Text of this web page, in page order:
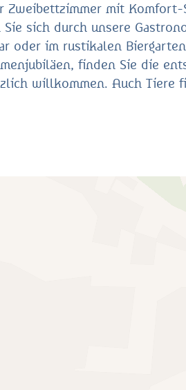
Zweibettzimmer mit
Sie sich durch unsere
oder im rustikalen
finden Sie die
willkommen. Auch Tiere